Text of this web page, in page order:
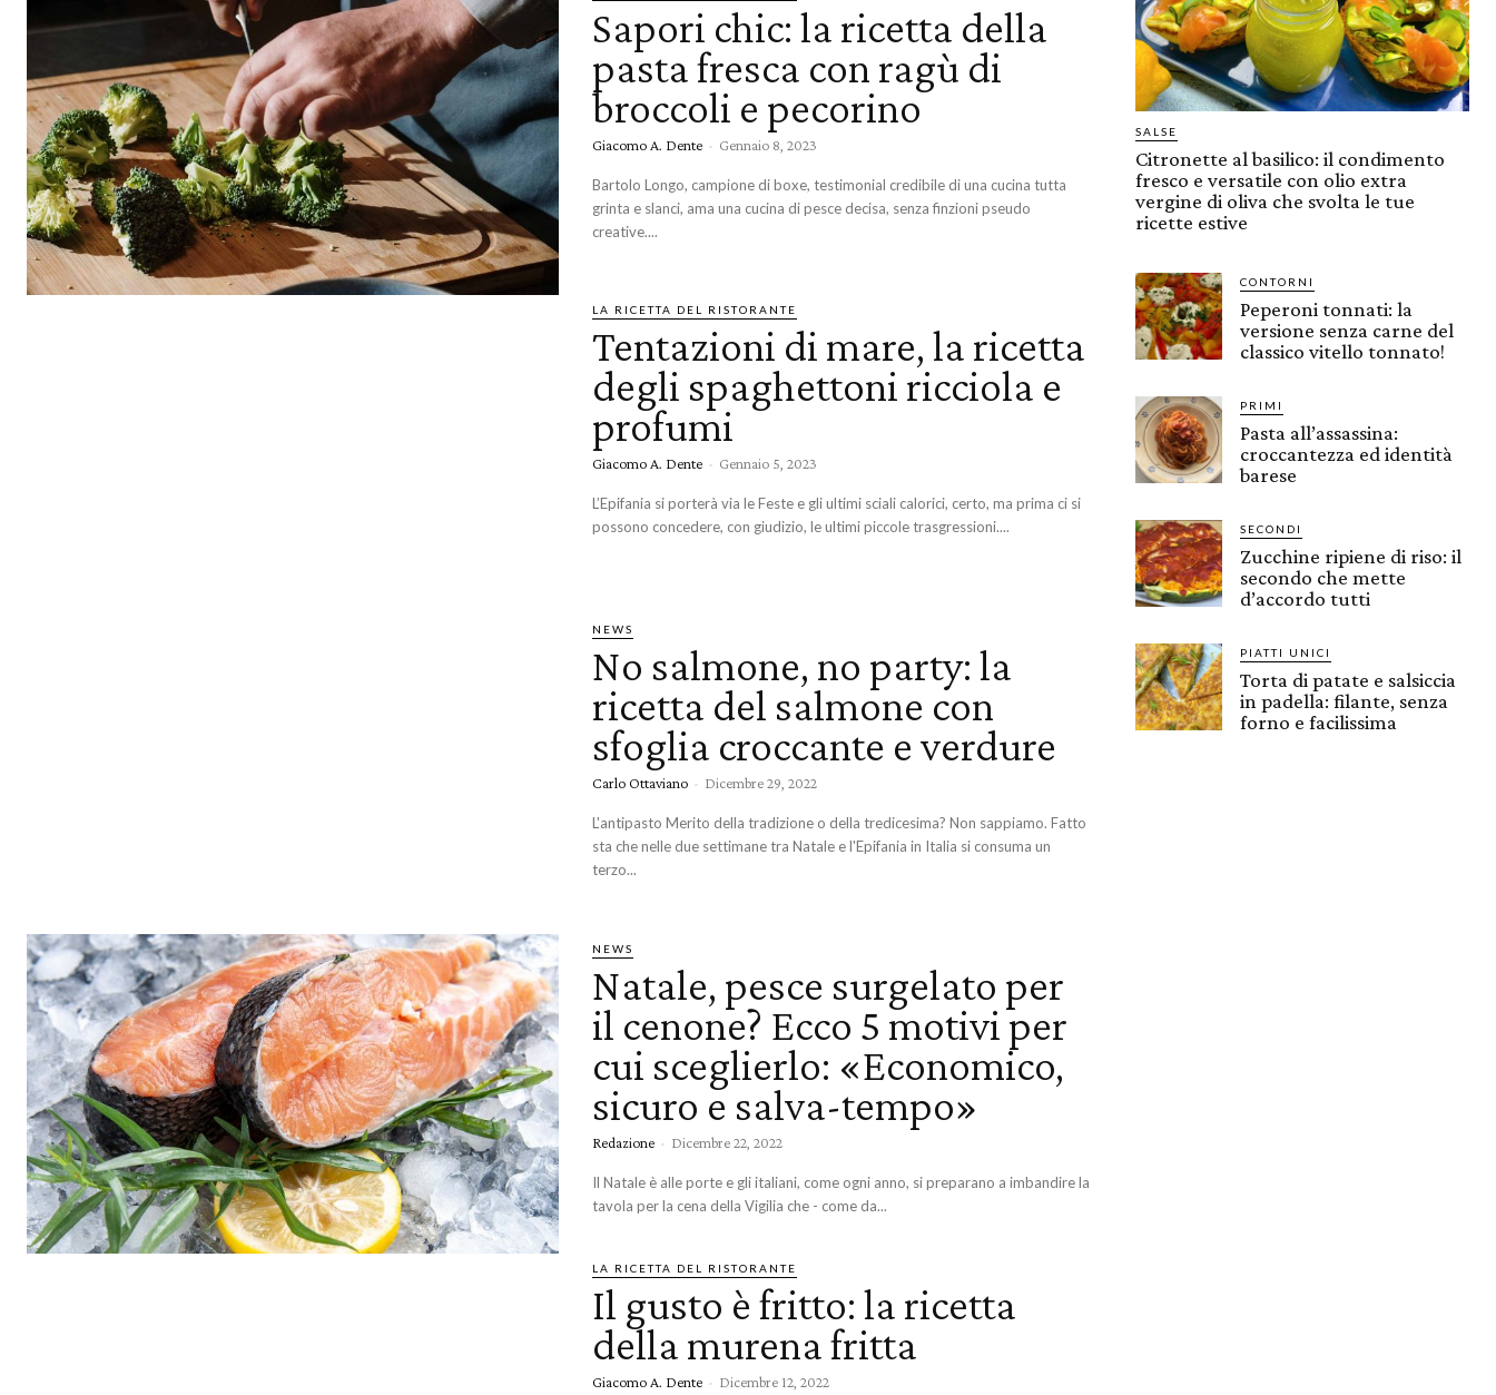
Sapori chic: la ricetta della
pasta fresca con ragù di
broccoli e pecorino
Giacomo A. Dente - Gennaio 8, 2023
Bartolo Longo, campione di boxe, testimonial credibile di una cucina tutta
grinta e slanci, ama una cucina di pesce decisa, senza finzioni pseudo
creative....
LA RICETTA DEL RISTORANTE
Tentazioni di mare, la ricetta
degli spaghettoni ricciola e
profumi
Giacomo A. Dente - Gennaio 5, 2023
L’Epifania si porterà via le Feste e gli ultimi sciali calorici, certo, ma prima ci si
possono concedere, con giudizio, le ultimi piccole trasgressioni....
NEWS
No salmone, no party: la
ricetta del salmone con
sfoglia croccante e verdure
Carlo Ottaviano - Dicembre 29, 2022
L'antipasto Merito della tradizione o della tredicesima? Non sappiamo. Fatto
sta che nelle due settimane tra Natale e l'Epifania in Italia si consuma un
terzo...
NEWS
Natale, pesce surgelato per
il cenone? Ecco 5 motivi per
cui sceglierlo: «Economico,
sicuro e salva-tempo»
Redazione - Dicembre 22, 2022
Il Natale è alle porte e gli italiani, come ogni anno, si preparano a imbandire la
tavola per la cena della Vigilia che - come da...
LA RICETTA DEL RISTORANTE
Il gusto è fritto: la ricetta
della murena fritta
Giacomo A. Dente - Dicembre 12, 2022
SALSE
Citronette al basilico: il condimento
fresco e versatile con olio extra
vergine di oliva che svolta le tue
ricette estive
CONTORNI
Peperoni tonnati: la
versione senza carne del
classico vitello tonnato!
PRIMI
Pasta all’assassina:
croccantezza ed identità
barese
SECONDI
Zucchine ripiene di riso: il
secondo che mette
d’accordo tutti
PIATTI UNICI
Torta di patate e salsiccia
in padella: filante, senza
forno e facilissima